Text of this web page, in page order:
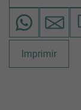
Imprimir